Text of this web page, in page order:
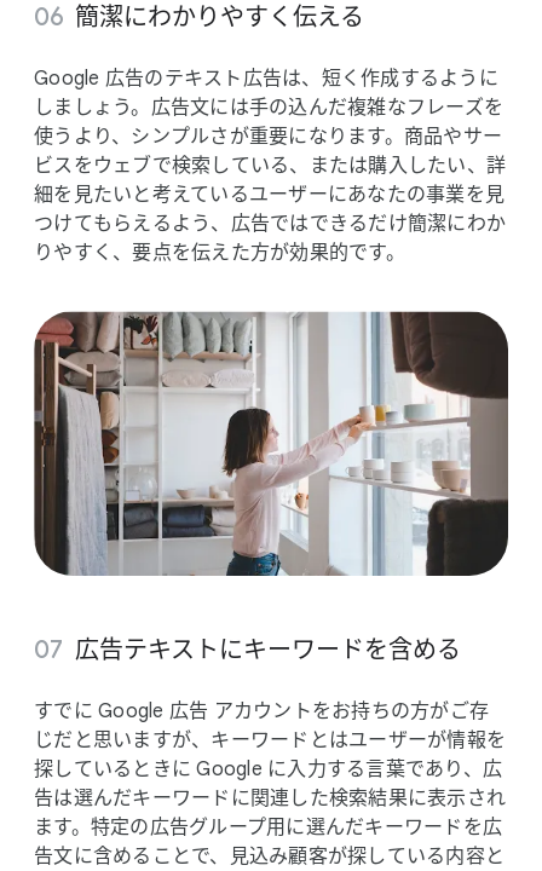
簡潔に​わかりやすく​伝える
Google 広告の​テキスト​広告は、​短く​作成するように
しましょう。​広告文には​手の​込んだ​複雑な​フレーズを​
使うより、​シンプルさが​重要に​なります。​商品や​サー
ビスを​ウェブで​検索している、​または​購入したい、​詳
細を​見たいと​考えている​ユーザーに​あなたの​事業を​見
つけて​もらえる​よう、​広告では​できるだけ簡潔に​わか
りやすく、​要点を​伝えた方が​効果的です。
広告テキストに​キーワードを​含める
すでに Google 広告 アカウントを​お持ちの​方が​ご存
じだと​思いますが、​キーワードとは​ユーザーが​情報を​
探している​ときに Google に​入力する​言葉で​あり、​広
告は​選んだ​キーワードに​関連した​検索結果に​表示され
ます。​特定の​広告グループ用に​選んだ​キーワードを​広
告文に​含める​ことで、​見込み顧客が​探している​内容と​